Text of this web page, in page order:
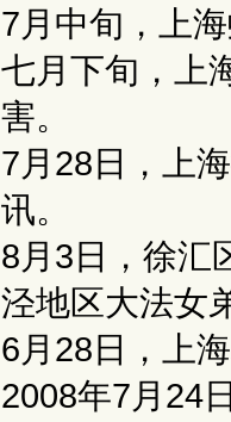
7月中旬，上
七月下旬，上
害。
7月28日，上
讯。
8月3日，徐汇
泾地区大法女
6月28日，上
2008年7月24